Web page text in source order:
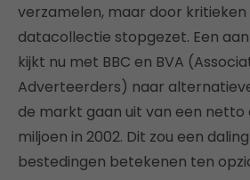
verzamelen, maar door
datacollectie stopgezet. Een
kijkt nu met BBC en BVA
Adverteerders) naar
de markt gaan uit van een netto
miljoen in 2002. Dit zou een
bestedingen betekenen ten